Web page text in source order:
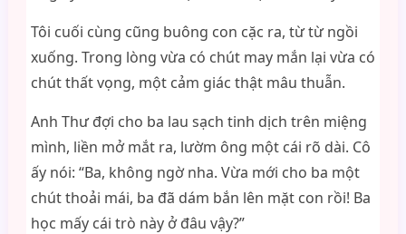
Tôi cuối cùng cũng buông con cặc ra, từ từ ngồi
xuống. Trong lòng vừa có chút may mắn lại vừa có
chút thất vọng, một cảm giác thật mâu thuẫn.
Anh Thư đợi cho ba lau sạch tinh dịch trên miệng
mình, liền mở mắt ra, lườm ông một cái rõ dài. Cô
ấy nói: “Ba, không ngờ nha. Vừa mới cho ba một
chút thoải mái, ba đã dám bắn lên mặt con rồi! Ba
học mấy cái trò này ở đâu vậy?”